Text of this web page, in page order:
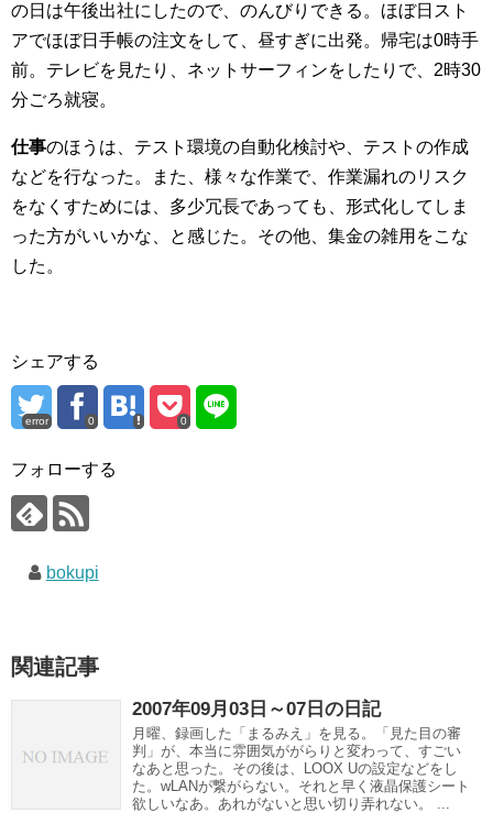
の日は午後出社にしたので、のんびりできる。ほぼ日スト
アでほぼ日手帳の注文をして、昼すぎに出発。帰宅は0時手
前。テレビを見たり、ネットサーフィンをしたりで、2時30
分ごろ就寝。
仕事のほうは、テスト環境の自動化検討や、テストの作成
などを行なった。また、様々な作業で、作業漏れのリスク
をなくすためには、多少冗長であっても、形式化してしま
った方がいいかな、と感じた。その他、集金の雑用をこな
した。
シェアする
error 0 0
フォローする
bokupi
関連記事
2007年09月03日～07日の日記
月曜、録画した「まるみえ」を見る。「見た目の審
判」が、本当に雰囲気ががらりと変わって、すごい
なあと思った。その後は、LOOX Uの設定などをし
た。wLANが繋がらない。それと早く液晶保護シート
欲しいなあ。あれがないと思い切り弄れない。 ...